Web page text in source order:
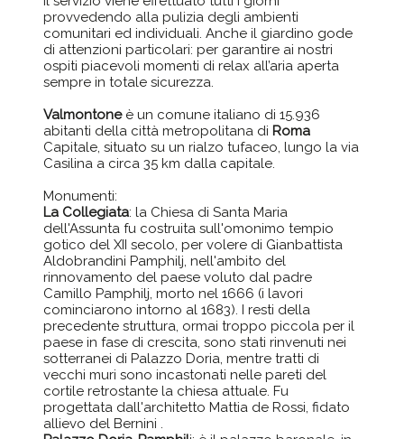
provvedendo alla pulizia degli ambienti
comunitari ed individuali. Anche il giardino gode
di attenzioni particolari: per garantire ai nostri
ospiti piacevoli momenti di relax all’aria aperta
sempre in totale sicurezza.
Valmontone è un comune italiano di 15.936
abitanti della città metropolitana di Roma
Capitale, situato su un rialzo tufaceo, lungo la via
Casilina a circa 35 km dalla capitale.
Monumenti:
La Collegiata: la Chiesa di Santa Maria
dell'Assunta fu costruita sull'omonimo tempio
gotico del XII secolo, per volere di Gianbattista
Aldobrandini Pamphilj, nell'ambito del
rinnovamento del paese voluto dal padre
Camillo Pamphilj, morto nel 1666 (i lavori
cominciarono intorno al 1683). I resti della
precedente struttura, ormai troppo piccola per il
paese in fase di crescita, sono stati rinvenuti nei
sotterranei di Palazzo Doria, mentre tratti di
vecchi muri sono incastonati nelle pareti del
cortile retrostante la chiesa attuale. Fu
progettata dall'architetto Mattia de Rossi, fidato
allievo del Bernini .